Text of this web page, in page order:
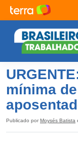
mínima
Publicado por Moysés Batista